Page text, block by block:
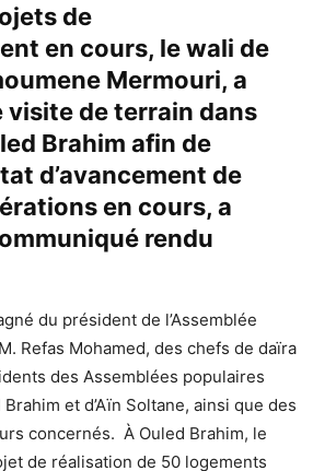
de
en cours, le wali de
Mermouri, a
visite de terrain dans
Brahim afin de
d’avancement de
en cours, a
rendu
du président de l’Assemblée
Refas Mohamed, des chefs de daïra
des Assemblées populaires
et d’Aïn Soltane, ainsi que des
concernés. À Ouled Brahim, le
de réalisation de 50 logements